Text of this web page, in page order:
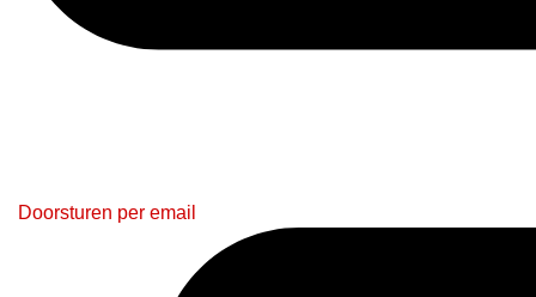
Doorsturen per email